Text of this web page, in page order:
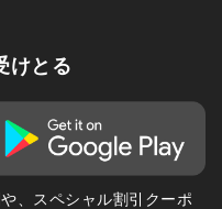
けとる
、スペシャル割引クーポ